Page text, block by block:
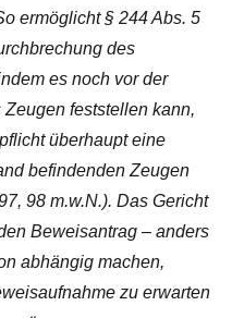
ermöglicht § 244 Abs. 5
des
es noch vor der
feststellen kann,
überhaupt eine
befindenden Zeugen
98 m.w.N.). Das Gericht
Beweisantrag – anders
abhängig machen,
zu erwarten